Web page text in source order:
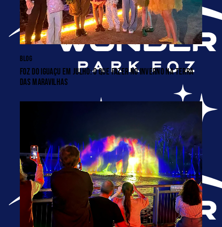
BLOG
FOZ DO IGUAÇU EM JULHO: O QUE FAZER NO INVERNO NA TERRA
DAS MARAVILHAS